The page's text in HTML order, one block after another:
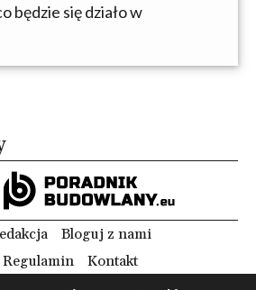
będzie się działo w
Bloguj z nami
Regulamin Kontakt